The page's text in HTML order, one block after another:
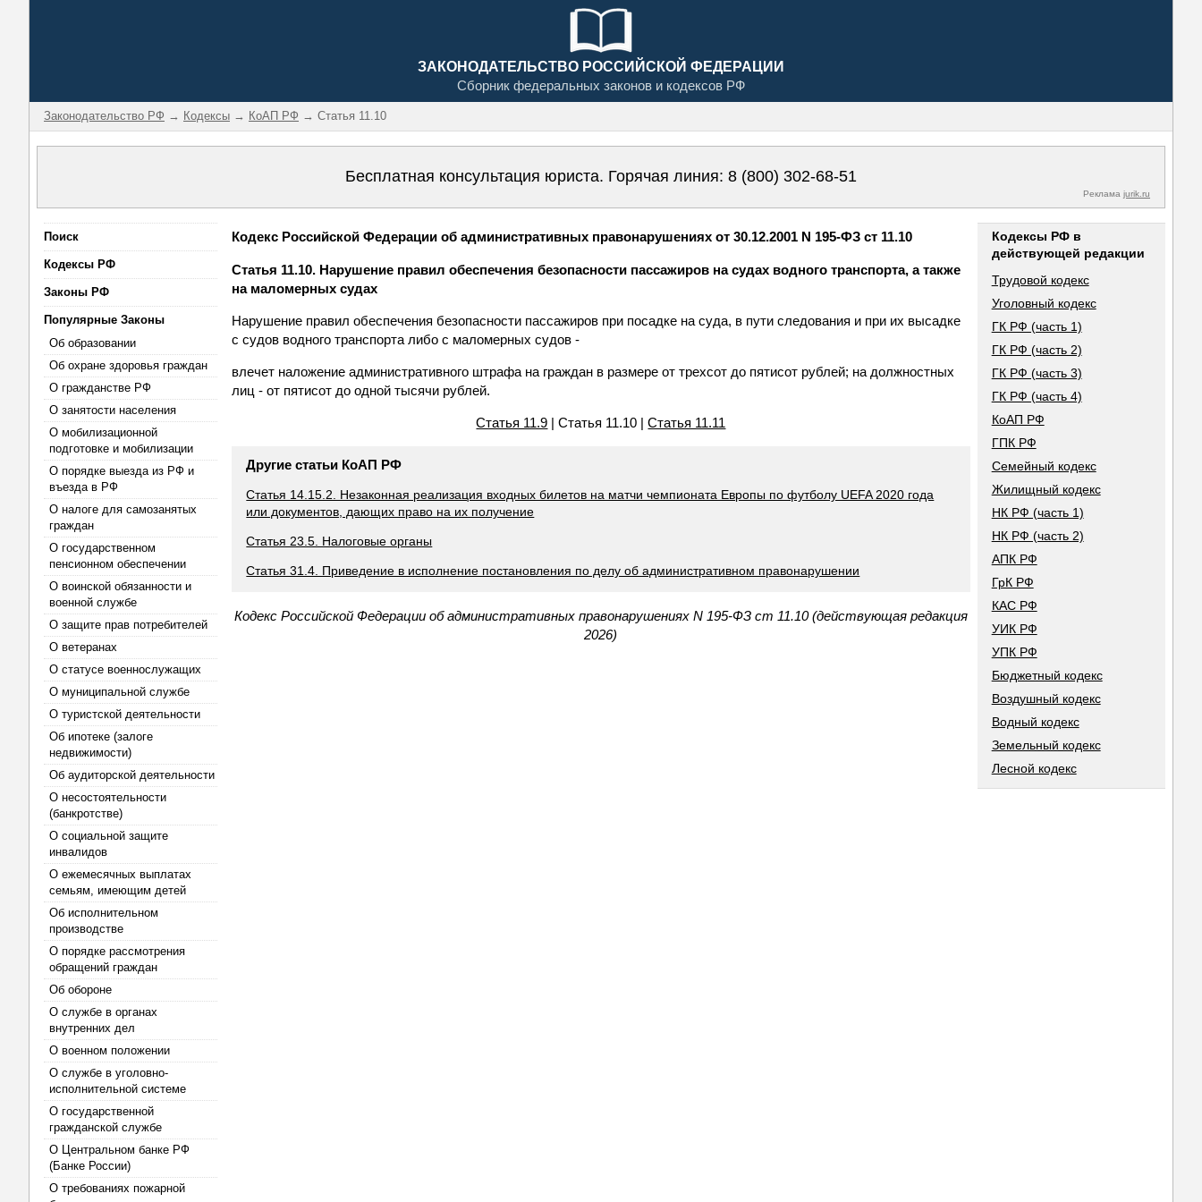
ЗАКОНОДАТЕЛЬСТВО РОССИЙСКОЙ ФЕДЕРАЦИИ
Сборник федеральных законов и кодексов РФ
Законодательство РФ → Кодексы → КоАП РФ → Статья 11.10
Бесплатная консультация юриста. Горячая линия: 8 (800) 302-68-51
Реклама jurik.ru
Поиск
Кодексы РФ
Законы РФ
Популярные Законы
Об образовании
Об охране здоровья граждан
О гражданстве РФ
О занятости населения
О мобилизационной
подготовке и мобилизации
О порядке выезда из РФ и
въезда в РФ
О налоге для самозанятых
граждан
О государственном
пенсионном обеспечении
О воинской обязанности и
военной службе
О защите прав потребителей
О ветеранах
О статусе военнослужащих
О муниципальной службе
О туристской деятельности
Об ипотеке (залоге
недвижимости)
Об аудиторской деятельности
О несостоятельности
(банкротстве)
О социальной защите
инвалидов
О ежемесячных выплатах
семьям, имеющим детей
Об исполнительном
производстве
О порядке рассмотрения
обращений граждан
Об обороне
О службе в органах
внутренних дел
О военном положении
О службе в уголовно-
исполнительной системе
О государственной
гражданской службе
О Центральном банке РФ
(Банке России)
О требованиях пожарной
Кодекс Российской Федерации об административных правонарушениях от 30.12.2001 N 195-ФЗ ст 11.10
Статья 11.10. Нарушение правил обеспечения безопасности пассажиров на судах водного транспорта, а также
на маломерных судах
Нарушение правил обеспечения безопасности пассажиров при посадке на суда, в пути следования и при их высадке
с судов водного транспорта либо с маломерных судов -
влечет наложение административного штрафа на граждан в размере от трехсот до пятисот рублей; на должностных
лиц - от пятисот до одной тысячи рублей.
Статья 11.9 | Статья 11.10 |Статья 11.11
Другие статьи КоАП РФ
Статья 14.15.2. Незаконная реализация входных билетов на матчи чемпионата Европы по футболу UEFA 2020 года
или документов, дающих право на их получение
Статья 23.5. Налоговые органы
Статья 31.4. Приведение в исполнение постановления по делу об административном правонарушении
Кодекс Российской Федерации об административных правонарушениях N 195-ФЗ ст 11.10 (действующая редакция
2026)
Кодексы РФ в
действующей редакции
Трудовой кодекс
Уголовный кодекс
ГК РФ (часть 1)
ГК РФ (часть 2)
ГК РФ (часть 3)
ГК РФ (часть 4)
КоАП РФ
ГПК РФ
Семейный кодекс
Жилищный кодекс
НК РФ (часть 1)
НК РФ (часть 2)
АПК РФ
ГрК РФ
КАС РФ
УИК РФ
УПК РФ
Бюджетный кодекс
Воздушный кодекс
Водный кодекс
Земельный кодекс
Лесной кодекс